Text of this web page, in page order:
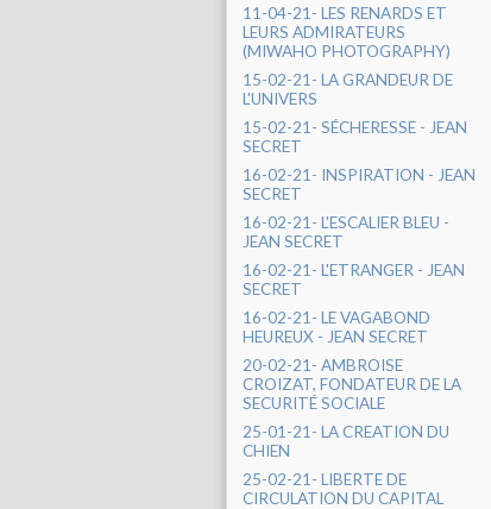
11-04-21- LES RENARDS ET
LEURS ADMIRATEURS
(MIWAHO PHOTOGRAPHY)
15-02-21- LA GRANDEUR DE
L'UNIVERS
15-02-21- SÉCHERESSE - JEAN
SECRET
16-02-21- INSPIRATION - JEAN
SECRET
16-02-21- L'ESCALIER BLEU -
JEAN SECRET
16-02-21- L'ETRANGER - JEAN
SECRET
16-02-21- LE VAGABOND
HEUREUX - JEAN SECRET
20-02-21- AMBROISE
CROIZAT, FONDATEUR DE LA
SECURITÉ SOCIALE
25-01-21- LA CREATION DU
CHIEN
25-02-21- LIBERTE DE
CIRCULATION DU CAPITAL